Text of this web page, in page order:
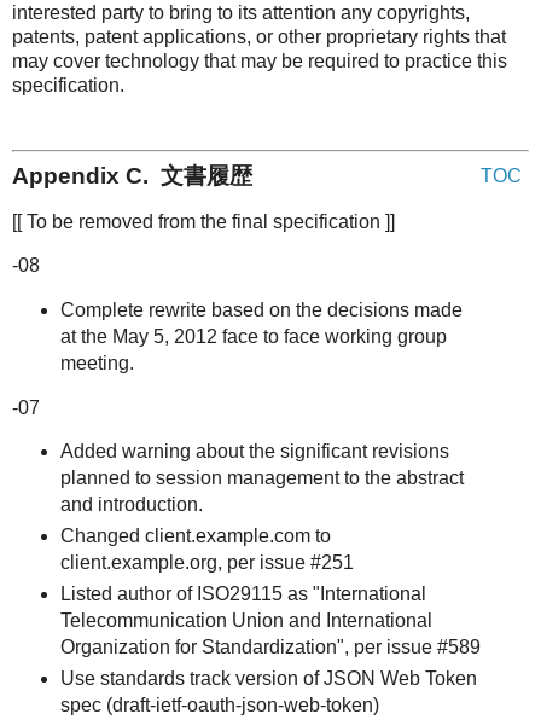
interested party to bring to its attention any copyrights,
patents, patent applications, or other proprietary rights that
may cover technology that may be required to practice this
specification.
TOC
Appendix C. 文書履歴
[[ To be removed from the final specification ]]
-08
Complete rewrite based on the decisions made
at the May 5, 2012 face to face working group
meeting.
-07
Added warning about the significant revisions
planned to session management to the abstract
and introduction.
Changed client.example.com to
client.example.org, per issue #251
Listed author of ISO29115 as "International
Telecommunication Union and International
Organization for Standardization", per issue #589
Use standards track version of JSON Web Token
spec (draft-ietf-oauth-json-web-token)